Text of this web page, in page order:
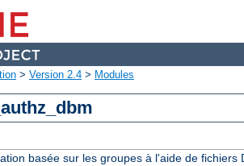
> Version 2.4 > Modules
basée sur les groupes à l'aide de fichiers